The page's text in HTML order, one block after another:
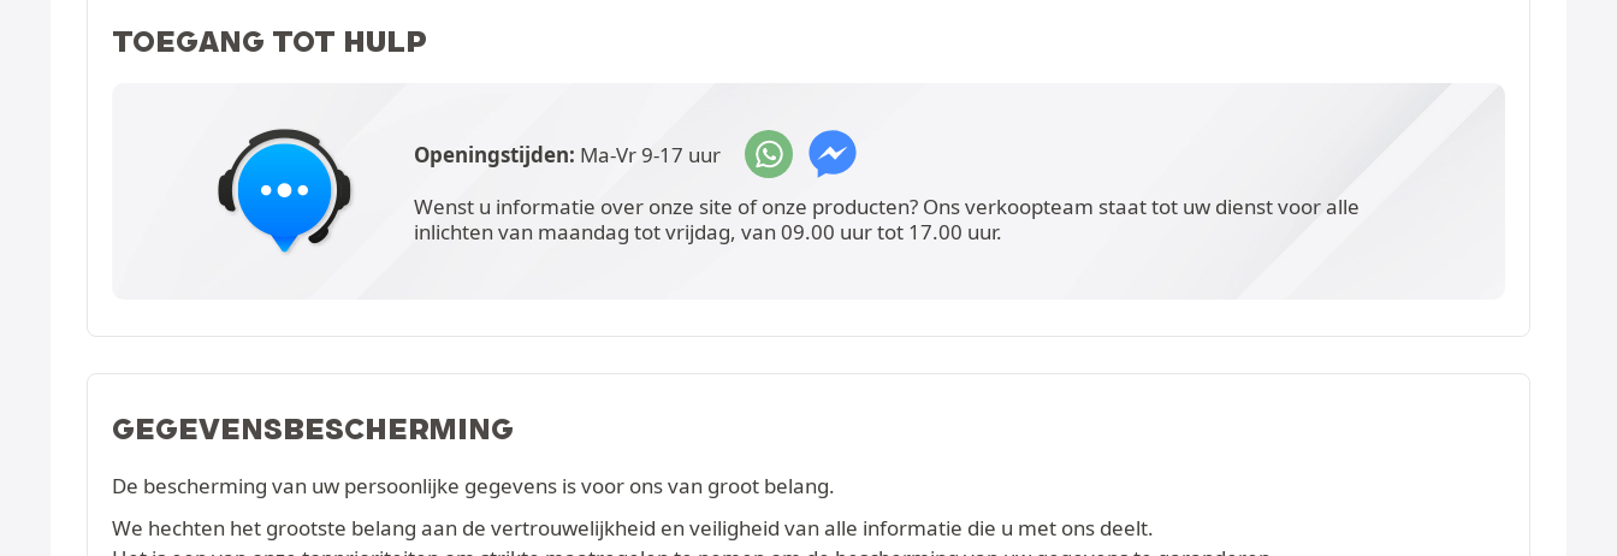
TOEGANG TOT HULP
Openingstijden: Ma-Vr 9-17 uur
Wenst u informatie over onze site of onze producten? Ons verkoopteam staat tot uw dienst voor alle
inlichten van maandag tot vrijdag, van 09.00 uur tot 17.00 uur.
GEGEVENSBESCHERMING
De bescherming van uw persoonlijke gegevens is voor ons van groot belang.
We hechten het grootste belang aan de vertrouwelijkheid en veiligheid van alle informatie die u met ons deelt.